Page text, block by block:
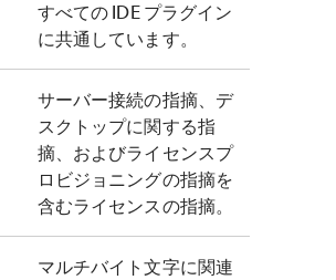
すべての IDE プラグイン
に共通しています。
サーバー接続の指摘、デ
スクトップに関する指
摘、およびライセンスプ
ロビジョニングの指摘を
含むライセンスの指摘。
マルチバイト文字に関連